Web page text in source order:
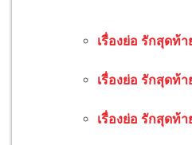
เรื่องย่อ รักสุดท้า
เรื่องย่อ รักสุดท้า
เรื่องย่อ รักสุดท้า